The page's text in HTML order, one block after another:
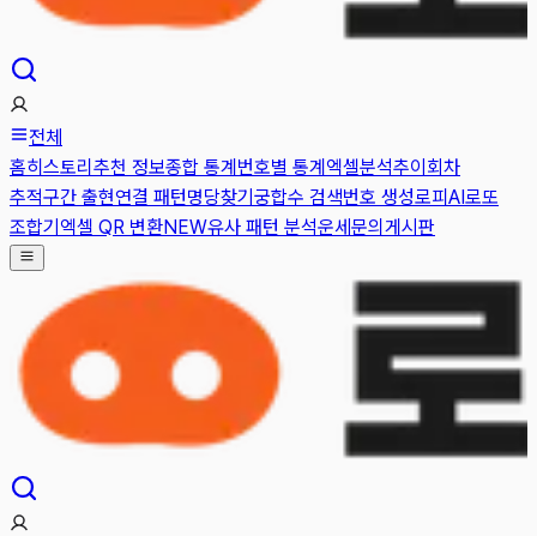
전체
홈히스토리 추천 정보종합 통계번호별 통계엑셀분석추이 회차
추적구간 출현연결 패턴명당찾기궁합수 검색번호 생성로피AI로또
조합기엑셀 QR 변환NEW유사 패턴 분석운세문의게시판